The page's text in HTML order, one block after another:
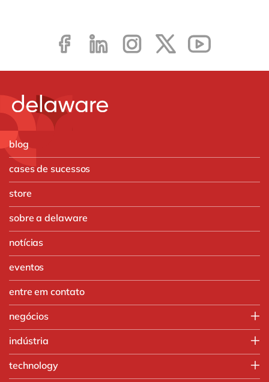
blog
cases de sucessos
store
sobre a delaware
notícias
eventos
entre em contato
negócios
IT
Vendas e Marketing
indústria
Agronegócio
Automotivo
technology